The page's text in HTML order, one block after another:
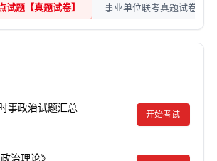
题【真题试卷】 事业单位联考真题试卷
事政治试题汇总
开始考试
治理论》